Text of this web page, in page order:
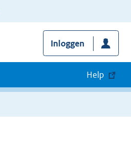
Inloggen
Help